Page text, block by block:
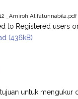
_Amiroh Alifatunnabila.pdf
to Registered users
(436kB)
untuk